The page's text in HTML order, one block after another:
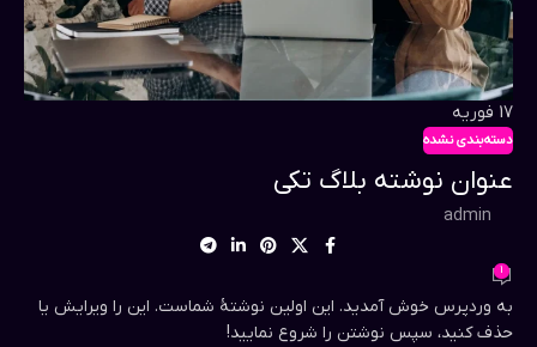
17 فوریه
دسته‌بندی نشده
عنوان نوشته بلاگ تکی
admin
1
به وردپرس خوش آمدید. این اولین نوشتهٔ شماست. این را ویرایش یا
حذف کنید، سپس نوشتن را شروع نمایید!